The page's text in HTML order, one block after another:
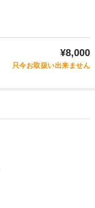
¥8,000
只今お取扱い出来ません